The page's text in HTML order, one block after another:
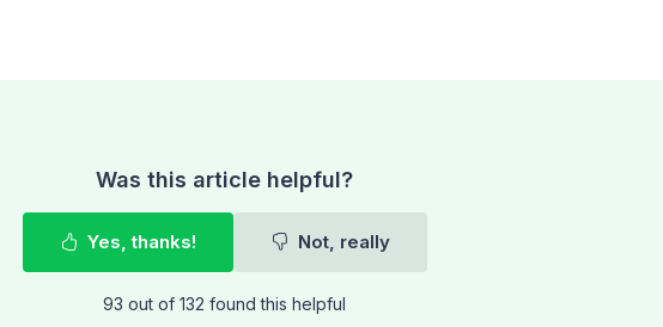
Was this article helpful?
Yes, thanks! Not, really
93 out of 132 found this helpful